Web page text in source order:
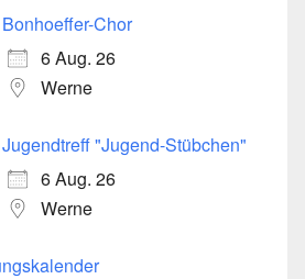
Bonhoeffer-Chor
6 Aug. 26
Werne
Jugendtreff "Jugend-Stübchen"
6 Aug. 26
Werne